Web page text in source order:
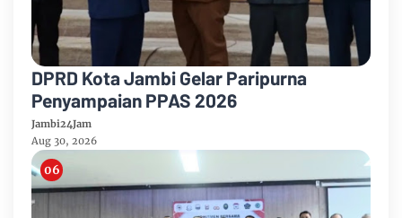
DPRD Kota Jambi Gelar Paripurna
Penyampaian PPAS 2026
Jambi24Jam
Aug 30, 2026